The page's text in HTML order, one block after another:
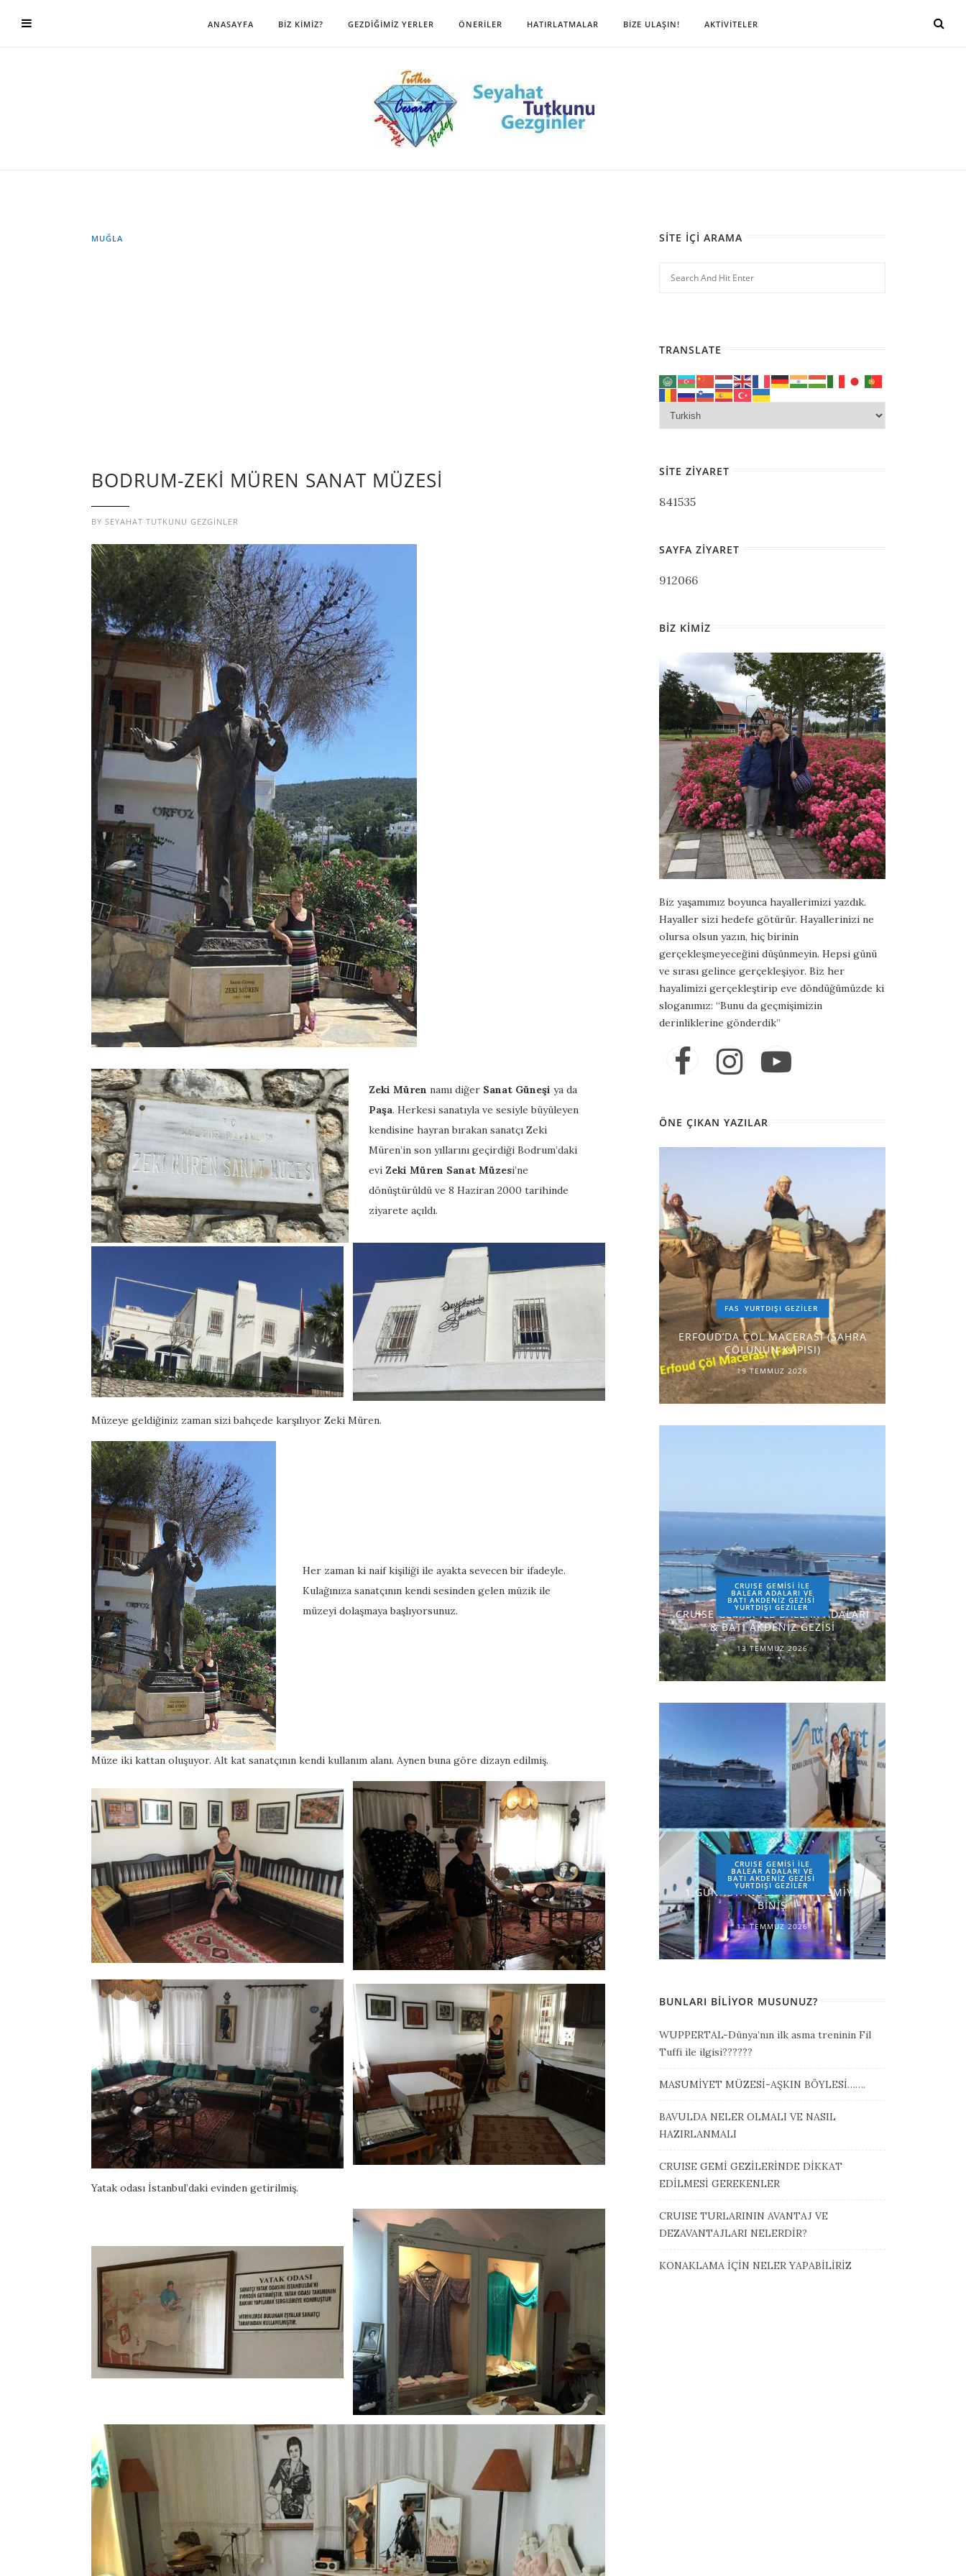
ANASAYFA BİZ KİMİZ? GEZDIĞIMIZ YERLER ÖNERILER HATIRLATMALAR BIZE ULAŞIN! AKTİVİTELER
MUĞLA
BODRUM-ZEKİ MÜREN SANAT MÜZESİ
BY SEYAHAT TUTKUNU GEZGINLER
Zeki Müren namı diğer Sanat Güneşi ya da
Paşa. Herkesi sanatıyla ve sesiyle büyüleyen
kendisine hayran bırakan sanatçı Zeki
Müren’in son yıllarını geçirdiği Bodrum’daki
evi Zeki Müren Sanat Müzesi’ne
dönüştürüldü ve 8 Haziran 2000 tarihinde
ziyarete açıldı.
Müzeye geldiğiniz zaman sizi bahçede karşılıyor Zeki Müren.
Her zaman ki naif kişiliği ile ayakta sevecen bir ifadeyle.
Kulağınıza sanatçının kendi sesinden gelen müzik ile
müzeyi dolaşmaya başlıyorsunuz.
Müze iki kattan oluşuyor. Alt kat sanatçının kendi kullanım alanı. Aynen buna göre dizayn edilmiş.
Yatak odası İstanbul’daki evinden getirilmiş.
SITE İÇI ARAMA
TRANSLATE
SITE ZIYARET
841535
SAYFA ZIYARET
912066
BIZ KIMIZ
Biz yaşamımız boyunca hayallerimizi yazdık.
Hayaller sizi hedefe götürür. Hayallerinizi ne
olursa olsun yazın, hiç birinin
gerçekleşmeyeceğini düşünmeyin. Hepsi günü
ve sırası gelince gerçekleşiyor. Biz her
hayalimizi gerçekleştirip eve döndüğümüzde ki
sloganımız: “Bunu da geçmişimizin
derinliklerine gönderdik”
ÖNE ÇIKAN YAZILAR
FAS YURTDIŞI GEZILER
ERFOUD’DA ÇÖL MACERASI (SAHRA
ÇÖLÜNÜN KAPISI)
19 TEMMUZ 2026
CRUISE GEMİSİ İLE
BALEAR ADALARI VE
BATI AKDENİZ GEZİSİ
YURTDIŞI GEZILER
CRUISE GEMİSİ İLE BALEAR ADALARI
& BATI AKDENİZ GEZİSİ
13 TEMMUZ 2026
CRUISE GEMİSİ İLE
BALEAR ADALARI VE
BATI AKDENİZ GEZİSİ
YURTDIŞI GEZILER
1.GÜN-İSTANBUL-ROMA-GEMİYE
BİNİŞ
11 TEMMUZ 2026
BUNLARI BILIYOR MUSUNUZ?
WUPPERTAL-Dünya’nın ilk asma treninin Fil
Tuffi ile ilgisi??????
MASUMİYET MÜZESİ-AŞKIN BÖYLESİ…….
BAVULDA NELER OLMALI VE NASIL
HAZIRLANMALI
CRUISE GEMİ GEZİLERİNDE DİKKAT
EDİLMESİ GEREKENLER
CRUISE TURLARININ AVANTAJ VE
DEZAVANTAJLARI NELERDİR?
KONAKLAMA İÇİN NELER YAPABİLİRİZ